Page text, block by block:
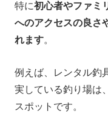
特に初心者やファミ
へのアクセスの良さ
れます。
例えば、レンタル釣
実している釣り場は
スポットです。